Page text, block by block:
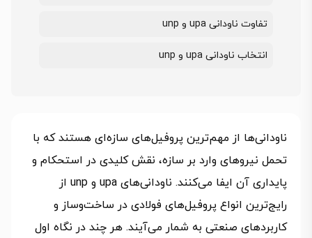
تفاوت ناودانی upa و unp
انتخاب ناودانی upa و unp
ناودانی‌ها از مهم‌ترین پروفیل‌های سازه‌ای هستند که با
تحمل نیروهای وارد بر سازه، نقش کلیدی در استحکام و
پایداری آن ایفا می‌کنند. ناودانی‌های upa و unp از
رایج‌ترین انواع پروفیل‌های فولادی در ساخت‌وساز و
کاربردهای صنعتی به شمار می‌آیند. هر چند در نگاه اول